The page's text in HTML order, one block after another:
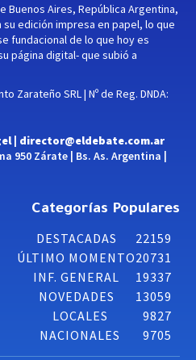
Buenos Aires, República Argentina,
edición impresa en papel, lo que
fundacional de lo que hoy es
página digital- que subió a
Zarateño SRL | Nº de Reg. DNDA:
| director@eldebate.com.ar
950 Zárate | Bs. As. Argentina |
Categorías Populares
DESTACADAS
22159
ÚLTIMO MOMENTO20731
INF. GENERAL
19337
NOVEDADES
13059
LOCALES
9827
NACIONALES
9705